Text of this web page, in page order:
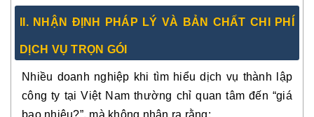
II. NHẬN ĐỊNH PHÁP LÝ VÀ BẢN CHẤT CHI PHÍ
DỊCH VỤ TRỌN GÓI
Nhiều doanh nghiệp khi tìm hiểu dịch vụ thành lập
công ty tại Việt Nam thường chỉ quan tâm đến “giá
bao nhiêu?”, mà không nhận ra rằng: